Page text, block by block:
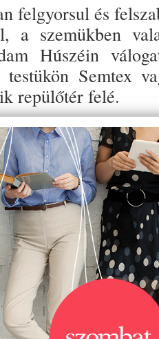
felgyorsul és
a szemükben
Húszéin
Semtex
repülőtér felé.